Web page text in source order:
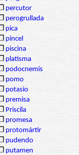
percutor
perogrullada
pica
pincel
piscina
platisma
podocnemis
pomo
potasio
premisa
Priscila
promesa
protomártir
pudendo
putamen